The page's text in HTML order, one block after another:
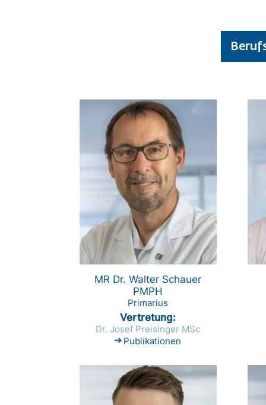
MR Dr. Walter Schauer
PMPH
Primarius
Vertretung
Dr. Josef Preisinger MSc
Publikationen